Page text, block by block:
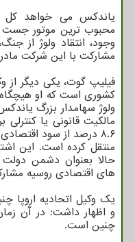
یاندکس می خواهد
محبوب ترین موتور جست
وجود، انتقاد ولوژ از
مشارکت با این شرکت
فیلیپ گوت، یکی دیگر از
کشوری است که او هیچگاه
ولوژ سهامدار بزرگ
مالکیت قانونی یا
۸.۶ درصد از سود
منتقل کرده است. این
حالا بعنوان دشمن
های اقتصادی روسیه
یک وکیل اتحادیه اروپا
و اظهار داشت: در آن
چنین است.